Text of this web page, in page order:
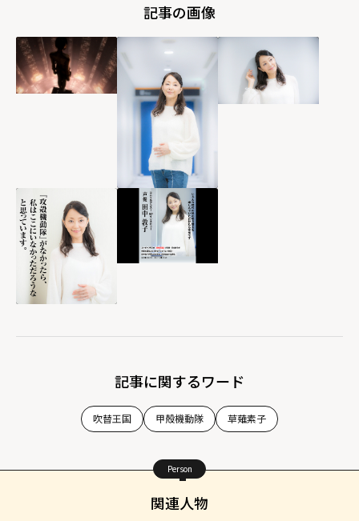
記事の画像
記事に関するワード
吹替王国 甲殻機動隊 草薙素子
Person
関連人物